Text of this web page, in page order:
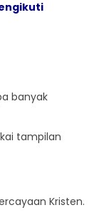
banyak
tampilan
Kristen.